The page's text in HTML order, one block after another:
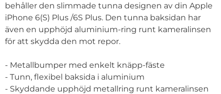
behåller den slimmade tunna designen av din Apple
iPhone 6(S) Plus /6S Plus. Den tunna baksidan har
även en upphöjd aluminium-ring runt kameralinsen
för att skydda den mot repor.
- Metallbumper med enkelt knäpp-fäste
- Tunn, flexibel baksida i aluminium
- Skyddande upphöjd metallring runt kameralinsen